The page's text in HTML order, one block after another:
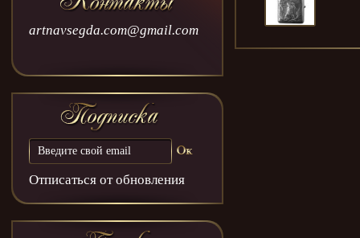
artnavsegda.com@gmail.com
Отписаться от обновления